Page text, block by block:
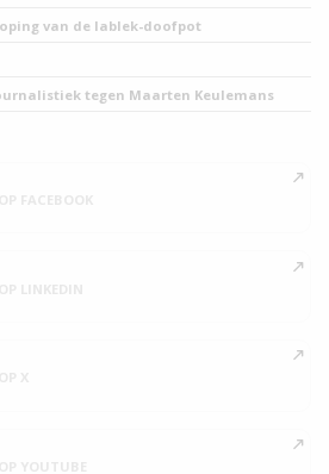
van de lablek-doofpot
tegen Maarten Keulemans